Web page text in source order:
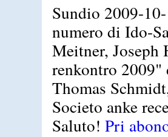
Sundio 2009-
numero di Ido-
Meitner,
renkontro
Thomas
Societo anke
Saluto! Pri